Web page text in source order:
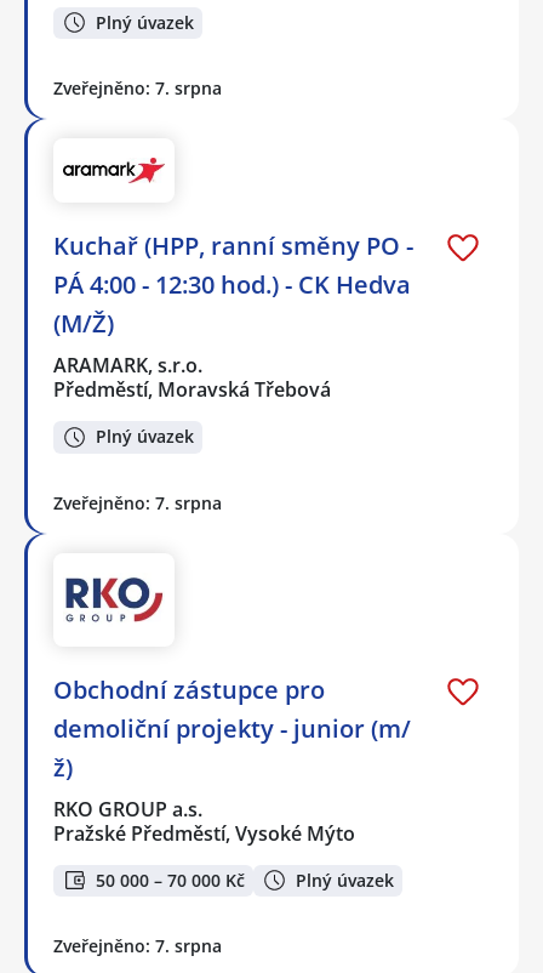
Plný úvazek
Zveřejněno: 7. srpna
Kuchař (HPP, ranní směny PO -
PÁ 4:00 - 12:30 hod.) - CK Hedva
(M/Ž)
ARAMARK, s.r.o.
Předměstí, Moravská Třebová
Plný úvazek
Zveřejněno: 7. srpna
Obchodní zástupce pro
demoliční projekty - junior (m/
ž)
RKO GROUP a.s.
Pražské Předměstí, Vysoké Mýto
50 000 – 70 000 Kč Plný úvazek
Zveřejněno: 7. srpna